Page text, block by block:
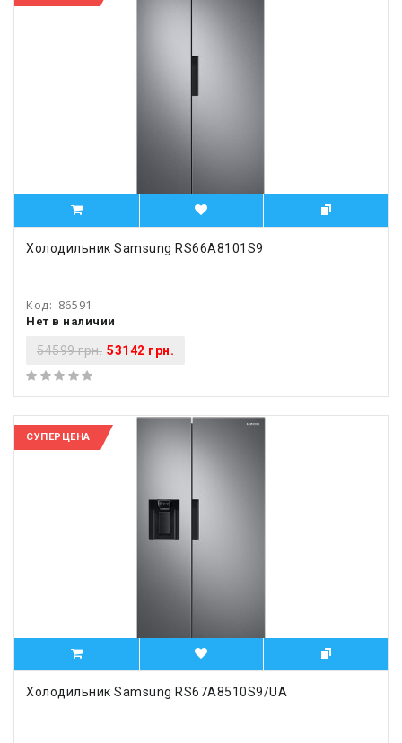
Холодильник Samsung RS66A8101S9
Код: 86591
Нет в наличии
54599 грн. 53142 грн.
СУПЕРЦЕНА
Холодильник Samsung RS67A8510S9/UA